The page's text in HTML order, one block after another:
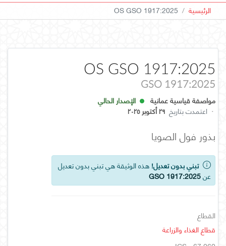
الرئيسية OS GSO 1917:2025
OS GSO 1917:2025
GSO 1917:2025
مواصفة قياسية عمانية
الإصدار الحالي
· اعتمدت بتاريخ ٢٩ أكتوبر ٢٠٢٥
بذور فول الصويا
تبني بدون تعديل! هذه الوثيقة هي تبني بدون تعديل
عنGSO 1917:2025
القطاع
قطاع الغذاء والزراعة